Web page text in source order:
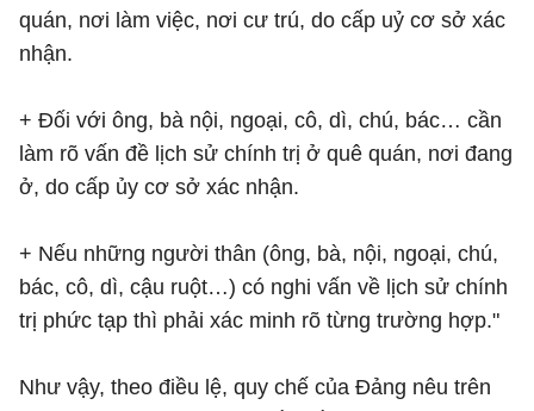
quán, nơi làm việc, nơi cư trú, do cấp uỷ cơ sở xác
nhận.
+ Đối với ông, bà nội, ngoại, cô, dì, chú, bác… cần
làm rõ vấn đề lịch sử chính trị ở quê quán, nơi đang
ở, do cấp ủy cơ sở xác nhận.
+ Nếu những người thân (ông, bà, nội, ngoại, chú,
bác, cô, dì, cậu ruột…) có nghi vấn về lịch sử chính
trị phức tạp thì phải xác minh rõ từng trường hợp."
Như vậy, theo điều lệ, quy chế của Đảng nêu trên